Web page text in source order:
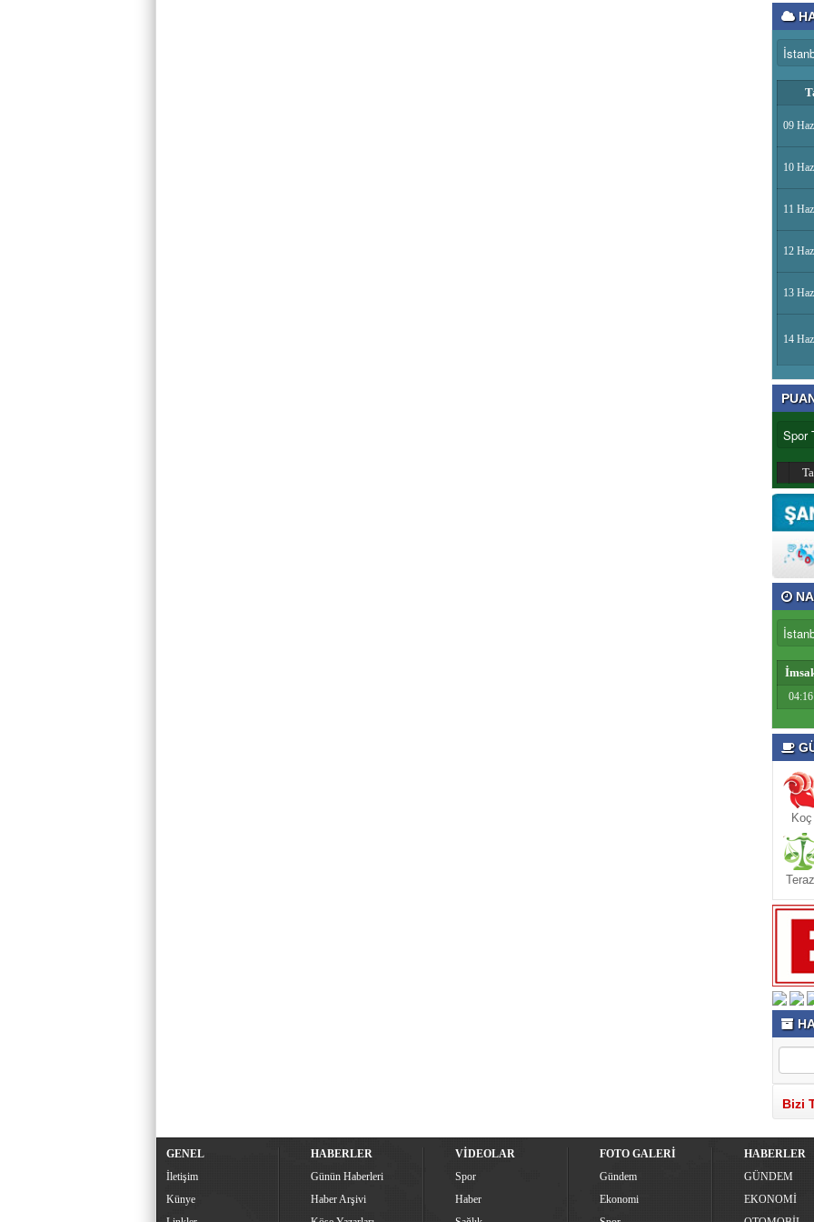
09
10
11
12
13
14
04:16
Koç
Bizi
GENEL
İletişim
Künye
HABERLER
Günün Haberleri
Haber Arşivi
VİDEOLAR
Spor
Haber
FOTO GALERİ
Gündem
Ekonomi
HABERLER
GÜNDEM
EKONOMİ